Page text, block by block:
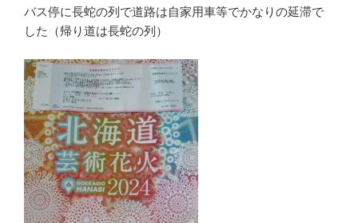
バス停に長蛇の列で道路は自家用車等でかなりの延滞で
した（帰り道は長蛇の列）